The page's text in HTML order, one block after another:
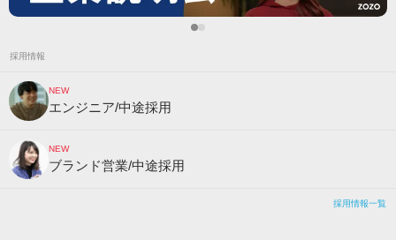
採用情報
NEW
エンジニア/中途採用
NEW
ブランド営業/中途採用
採用情報一覧